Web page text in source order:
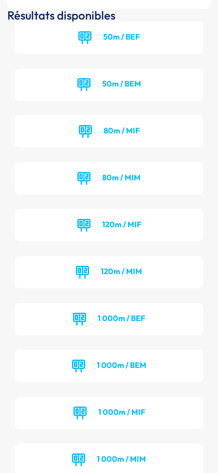
Résultats disponibles
50m / BEF
50m / BEM
80m / MIF
80m / MIM
120m / MIF
120m / MIM
1 000m / BEF
1 000m / BEM
1 000m / MIF
1 000m / MIM